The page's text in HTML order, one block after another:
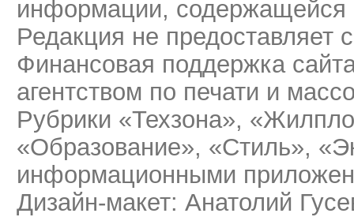
информации, содержащейся
Редакция не предоставляет
Финансовая поддержка
агентством по печати и
Рубрики «Техзона»,
«Образование», «Стиль»,
информационными
Дизайн-макет: Анатолий